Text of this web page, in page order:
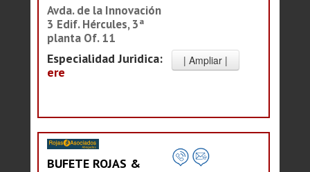
Avda. de la Innovación
3 Edif. Hércules, 3ª
planta Of. 11
Especialidad Juridica:
ere
BUFETE ROJAS &